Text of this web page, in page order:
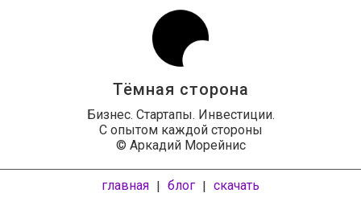
Тёмная сторона
Бизнес. Стартапы. Инвестиции.
С опытом каждой стороны
© Аркадий Морейнис
главная | блог | скачать